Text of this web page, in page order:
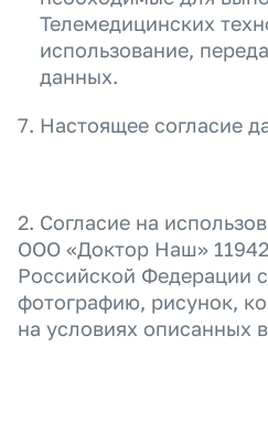
Телемедицинских
использование,
данных.
Настоящее согласие
2. Согласие на
ООО «Доктор Наш»
Российской Федерации
фотографию, рисунок,
на условиях описанных